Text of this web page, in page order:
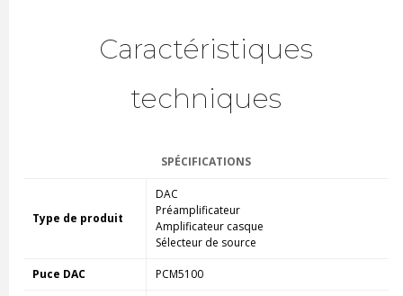
Caractéristiques
techniques
SPÉCIFICATIONS
Type de produit
DAC
Préamplificateur
Amplificateur casque
Sélecteur de source
Puce DAC PCM5100